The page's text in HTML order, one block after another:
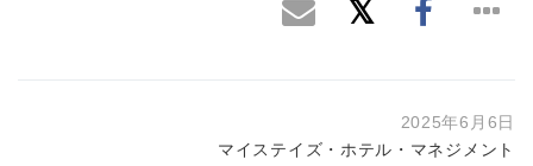
2025年6月6日
マイステイズ・ホテル・マネジメント